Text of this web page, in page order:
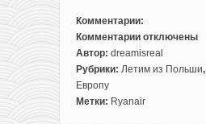
Комментарии:
Комментарии
к
записи
Лето
до
отключены
Автор: dreamisreal
Рубрики: Летим из Польши,
Европу
Метки: Ryanair